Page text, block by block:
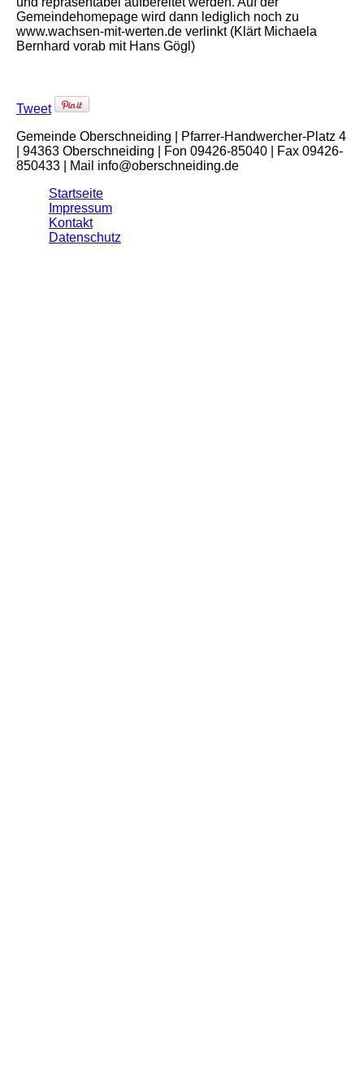
Gemeindehomepage wird dann lediglich noch zu
www.wachsen-mit-werten.de verlinkt (Klärt Michaela
Bernhard vorab mit Hans Gögl)
Tweet
Gemeinde Oberschneiding | Pfarrer-Handwercher-Platz 4
| 94363 Oberschneiding | Fon 09426-85040 | Fax 09426-
850433 | Mail info@oberschneiding.de
Startseite
Impressum
Kontakt
Datenschutz